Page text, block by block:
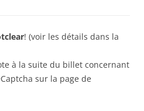
! (voir les détails dans la
à la suite du billet concernant
sur la page de